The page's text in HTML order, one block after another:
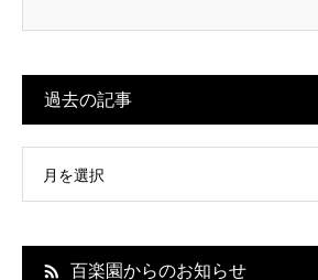
過去の記事
月を選択
百楽園からのお知らせ